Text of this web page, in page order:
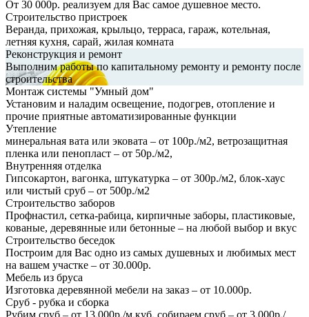
От 30 000р. реализуем для Вас самое душевное место.
Строительство пристроек
Веранда, прихожая, крыльцо, терраса, гараж, котельная,
летняя кухня, сарай, жилая комната
Реконструкция и ремонт
Выполним работы по капитальному ремонту и ремонту после
строительства
Монтаж системы "Умный дом"
Установим и наладим освещение, подогрев, отопление и
прочие приятные автоматизированные функции
Утепление
минеральная вата или эковата – от 100р./м2, ветрозащитная
пленка или пенопласт – от 50р./м2,
Внутренняя отделка
Гипсокартон, вагонка, штукатурка – от 300р./м2, блок-хаус
или чистый сруб – от 500р./м2
Строительство заборов
Профнастил, сетка-рабица, кирпичные заборы, пластиковые,
кованые, деревянные или бетонные – на любой выбор и вкус
Строительство беседок
Построим для Вас одно из самых душевных и любимых мест
на вашем участке – от 30.000р.
Мебель из бруса
Изготовка деревянной мебели на заказ – от 10.000р.
Сруб - рубка и сборка
Рубим сруб – от 13.000р./м.куб, собираем сруб – от 3.000р./